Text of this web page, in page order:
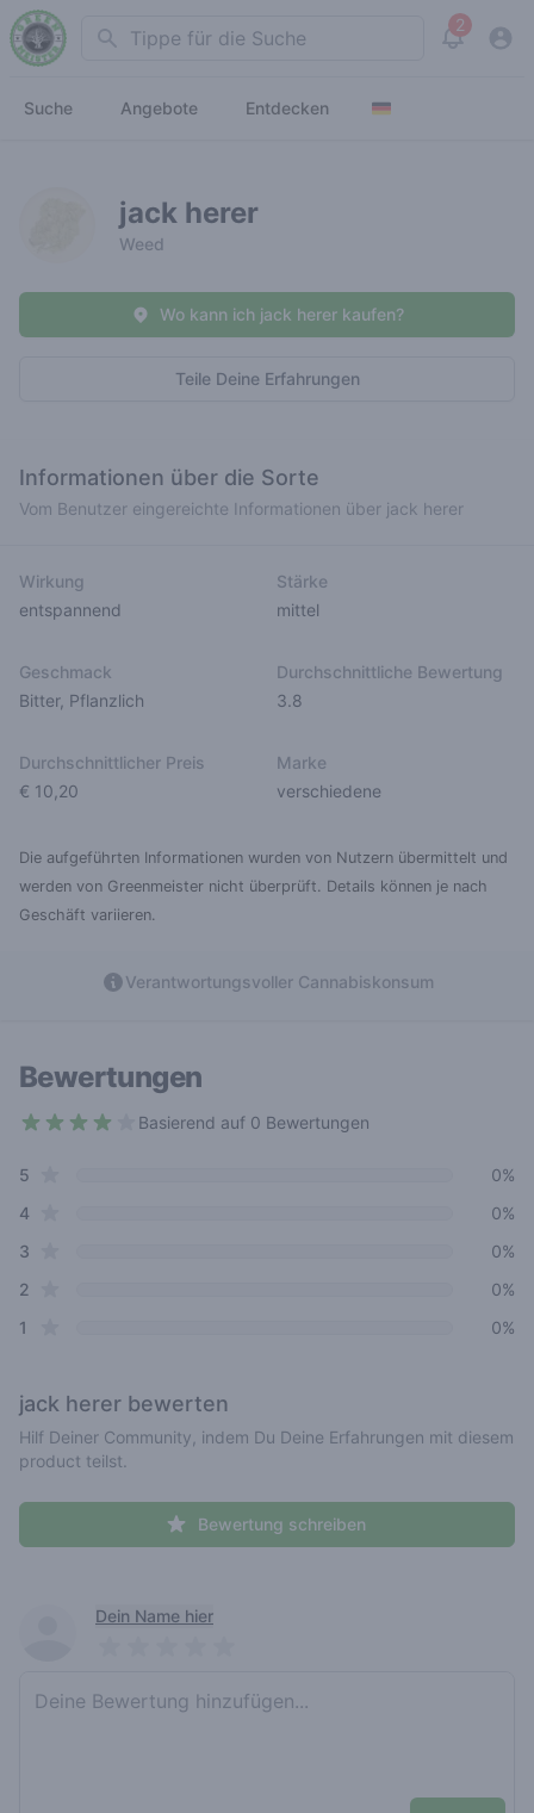
Search 2
View
Suche Angebote Entdecken
jack herer
Weed
Teile Deine Erfahrungen
Wo kann ich jack herer kaufen?
Informationen über die Sorte
Vom Benutzer eingereichte Informationen über jack herer
Wirkung
entspannend
Stärke
mittel
Geschmack
Bitter, Pflanzlich
Durchschnittliche Bewertung
3.8
Durchschnittlicher Preis
€ 10,20
Marke
verschiedene
Die aufgeführten Informationen wurden von Nutzern übermittelt und
werden von Greenmeister nicht überprüft. Details können je nach
Geschäft variieren.
Verantwortungsvoller Cannabiskonsum
Bewertungen
Basierend auf 0 Bewertungen
Review data
5
0%
4star reviews
0%
3
0%
2
0%
1
0%
jack herer bewerten
Hilf Deiner Community, indem Du Deine Erfahrungen mit diesem
product teilst.
Bewertung schreiben
Recent reviewsDein Name hier